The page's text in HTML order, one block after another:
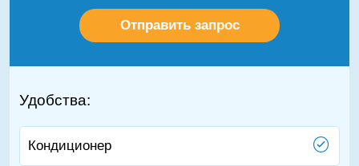
Удобства:
Кондиционер